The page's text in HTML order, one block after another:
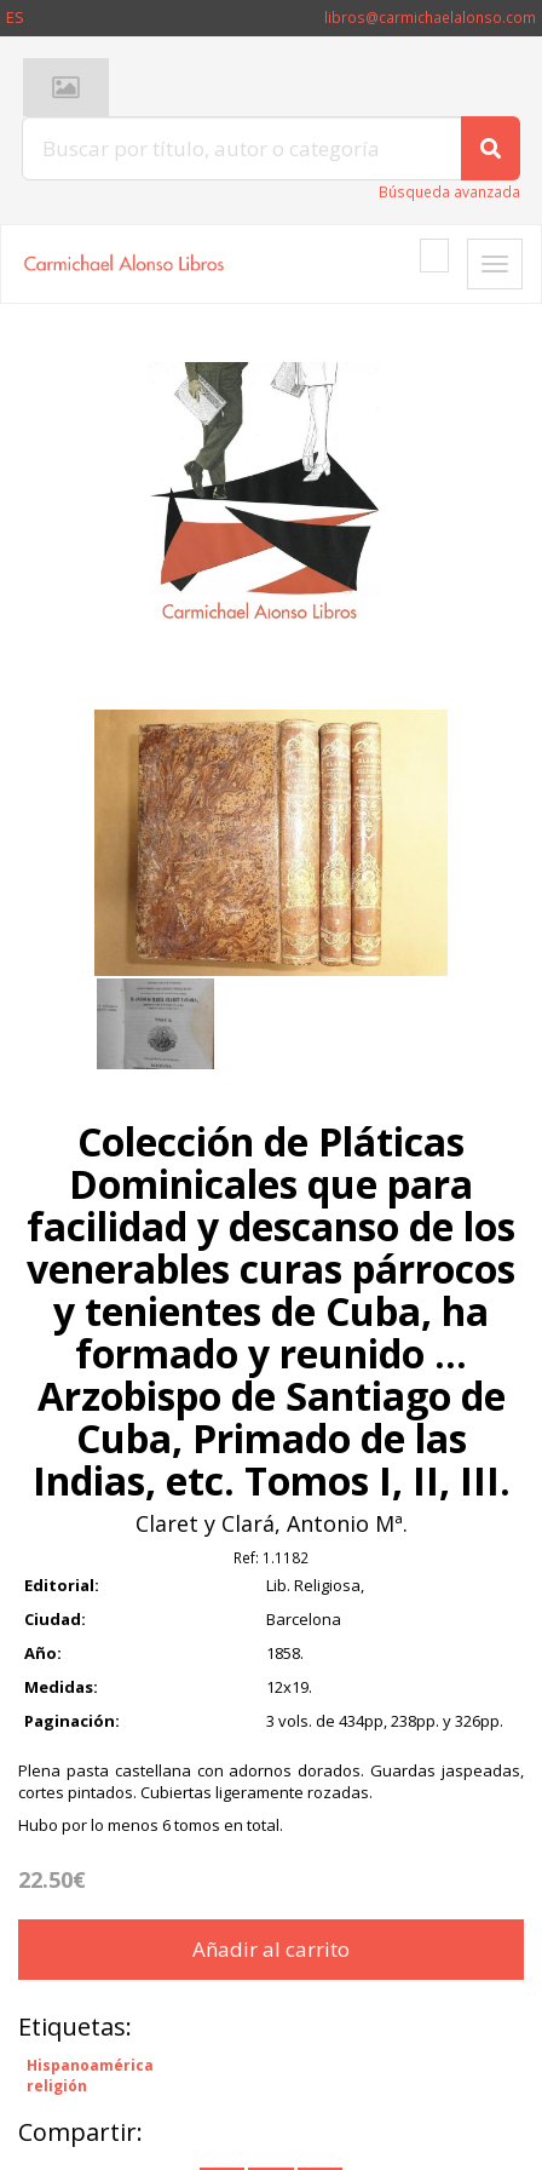
ES libros@carmichaelalonso.com
Búsqueda avanzada
Toggle
Colección de Pláticas
Dominicales que para
facilidad y descanso de los
venerables curas párrocos
y tenientes de Cuba, ha
formado y reunido ...
Arzobispo de Santiago de
Cuba, Primado de las
Indias, etc. Tomos I, II, III.
Claret y Clará, Antonio Mª.
Ref: 1.1182
Editorial:
Lib. Religiosa,
Ciudad:
Barcelona
Año:
1858.
Medidas:
12x19.
Paginación:
3 vols. de 434pp, 238pp. y 326pp.
Plena pasta castellana con adornos dorados. Guardas jaspeadas,
cortes pintados. Cubiertas ligeramente rozadas.
Hubo por lo menos 6 tomos en total.
22.50€
Añadir al carrito
Etiquetas:
Hispanoamérica
religión
Compartir: